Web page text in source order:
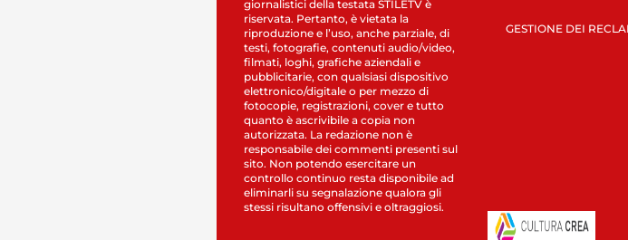
giornalistici della testata STILETV è
riservata. Pertanto, è vietata la
riproduzione e l’uso, anche parziale, di
testi, fotografie, contenuti audio/video,
filmati, loghi, grafiche aziendali e
pubblicitarie, con qualsiasi dispositivo
elettronico/digitale o per mezzo di
fotocopie, registrazioni, cover e tutto
quanto è ascrivibile a copia non
autorizzata. La redazione non è
responsabile dei commenti presenti sul
sito. Non potendo esercitare un
controllo continuo resta disponibile ad
eliminarli su segnalazione qualora gli
stessi risultano offensivi e oltraggiosi.
GESTIONE DEI